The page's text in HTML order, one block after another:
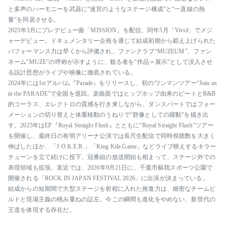
と多声のハーモニーを武器に“迷宮のようなステージ構成”と“一直線の熱
量”を同居させる。
2023年3月にプレデビュー曲「MISSION」を配信、同年5月「Vivid」でメジ
ャーデビュー。ドキュメンタリー企画を通じて結成初期から鍛え上げられた
パフォーマンス力は早くから評価され、ファンクラブ“MUZEUM”、ファン
ネーム“MUZE”の呼称が示すように、観る者を“作品＝展示”として没入させ
る設計思想がライブや映像に徹底されている。
2024年には1stアルバム『Parade』をリリースし、初のワンマンツアー“Join us
in the PARADE”で全国を巡回。楽曲面ではヒップホップ由来のビートとR&B
的コーラス、エレクトロの質感を行き来しながら、ダンスパートではフォー
メーションの切り替えと体重移動のうねりで“群像としての躍動”を描き出
す。2025年はEP『Royal Straight Flush』とともに“Royal Straight Flush”ツアー
を開催し、最終日の有明アリーナ公演では長尺生配信で同時視聴数を大きく
伸ばしたほか、「J.O.K.E.R.」「King Kila Game」などライブ映えするキラー
チューンを立て続けに投下。冠番組の放送開始も相まって、ステージ外での
表現領域も拡張。直近では、2026年9月21日に、千葉市蘇我スポーツ公園で
開催される「ROCK IN JAPAN FESTIVAL 2026」に出演が決まっている。
結成からの短期間で大型ステージを射程に入れた推進力は、緻密なチームビ
ルドと現場主義の積み重ねの証左。今この瞬間も進化をやめない、新世代の
王道を体現する存在だ。